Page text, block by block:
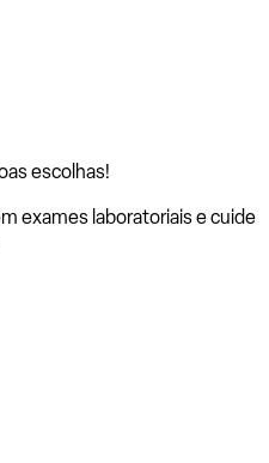
escolhas!
exames laboratoriais e cuide